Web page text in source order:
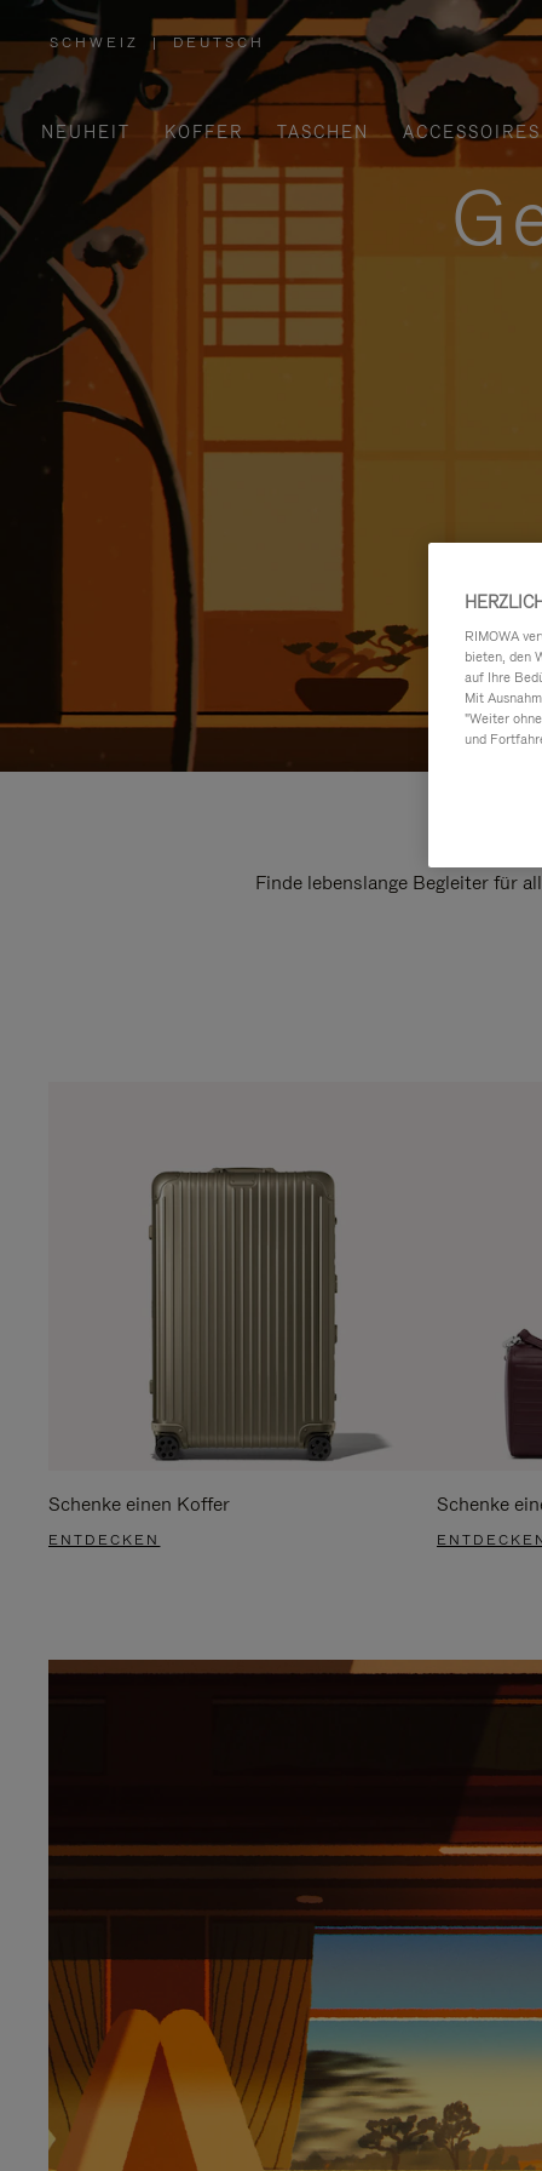
SCHWEIZ
,
WÄHLEN
IHRE
REGION
AUS
| DEUTSCH
NEUHEIT KOFFER TASCHEN ACCESSOIRES
Finde lebenslange Begleiter für
Schenke einen Koffer
ENTDECKEN
Schenke
RIMOWA
bieten, den
auf Ihre
Mit
"Weiter
und